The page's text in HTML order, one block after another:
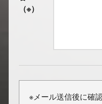
（※）
※メール送信後に確